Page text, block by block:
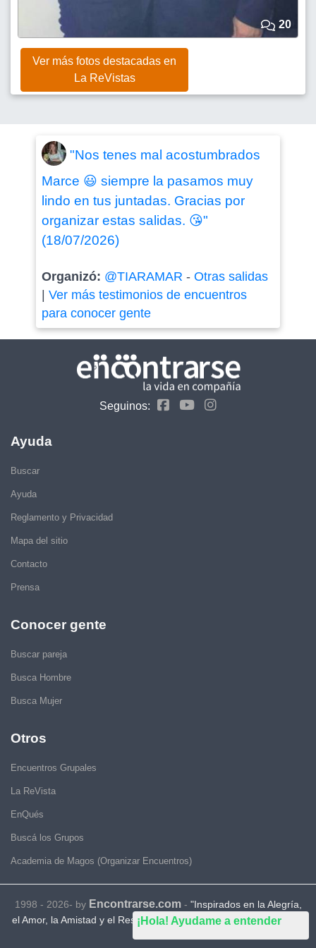
¡Hola! Ayudame a entender
20
Ver más fotos destacadas en
La ReVistas
"Nos tenes mal acostumbrados
Marce 😃 siempre la pasamos muy
lindo en tus juntadas. Gracias por
organizar estas salidas. 😘"
(18/07/2026)
Organizó: @TIARAMAR - Otras salidas
| Ver más testimonios de encuentros
para conocer gente
Seguinos:
Ayuda
Buscar
Ayuda
Reglamento y Privacidad
Mapa del sitio
Contacto
Prensa
Conocer gente
Buscar pareja
Busca Hombre
Busca Mujer
Otros
Encuentros Grupales
La ReVista
EnQués
Buscá los Grupos
Academia de Magos (Organizar Encuentros)
1998 - 2026- by Encontrarse.com- "Inspirados en la Alegría,
el Amor, la Amistad y el Respeto, motivamos a la gente a que sea